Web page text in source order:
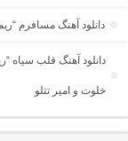
دانلود آهنگ مسافرم
دانلود آهنگ قلب سیاه
خلوت و امیر تتلو